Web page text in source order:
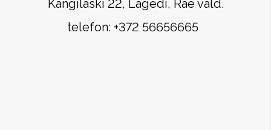
Kangilaski 22, Lagedi, Rae vald.
telefon: +372 56656665